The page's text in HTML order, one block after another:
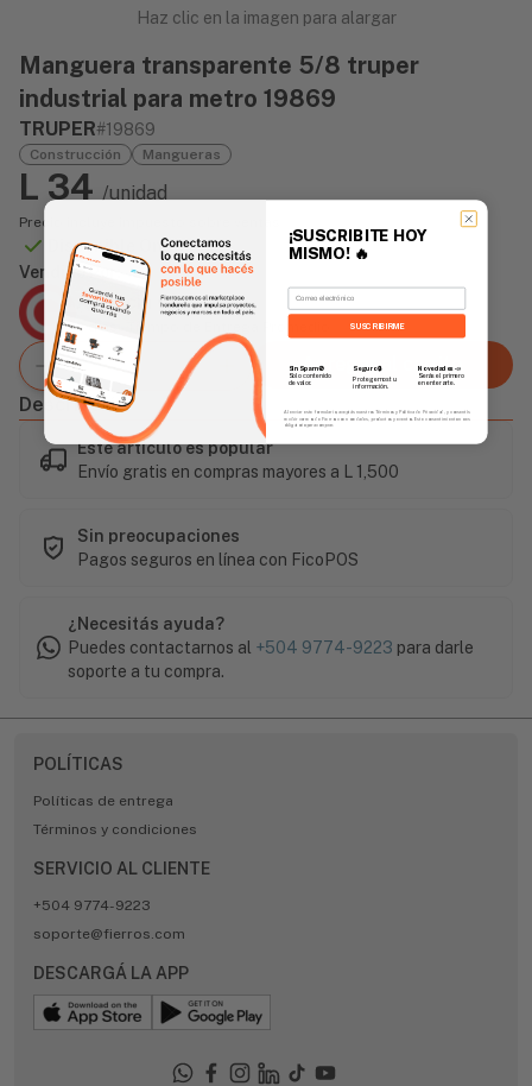
Haz clic en la imagen para alargar
Manguera transparente 5/8 truper
industrial para metro 19869
TRUPER#19869
Construcción Mangueras
L 34 /unidad
Precio incluye impuesto sobre ventas
Disponible Online
Vendido Por:
Agencia Global
2 días - Tiempo de Entrega Promedio
Agregar al carrito
Descripción
Este artículo es popular
Envío gratis en compras mayores a L 1,500
Sin preocupaciones
Pagos seguros en línea con FicoPOS
¿Necesitás ayuda?
Puedes contactarnos al +504 9774-9223 para darle
soporte a tu compra.
POLÍTICAS
Políticas de entrega
Términos y condiciones
SERVICIO AL CLIENTE
+504 9774-9223
soporte@fierros.com
DESCARGÁ LA APP
¡SUSCRIBITE HOY
MISMO! 🔥
Email
SUSCRIBIRME
Sin Spam 🚫
Solo contenido
de valor.
Seguro 🔒
Protegemos tu
información.
Novedades 📣
Serás el primero
en enterarte.
Al enviar este formulario, aceptás nuestros Términos y Política de Privacidad, y consentís
recibir correos de Fierros con novedades, productos y eventos. Este consentimiento no es
obligatorio para comprar.